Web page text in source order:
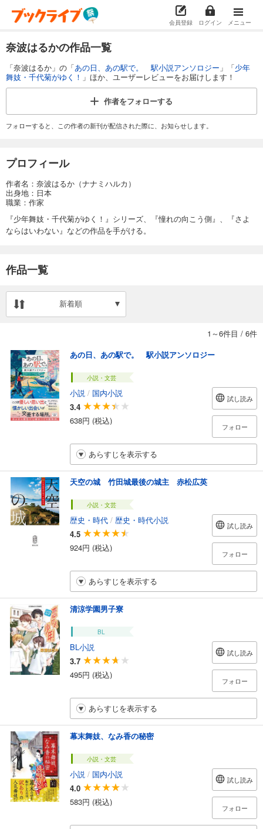
会員登録 ログイン メニュー
奈波はるかの作品一覧
「奈波はるか」の「あの日、あの駅で。 駅小説アンソロジー 」「少年
舞妓・千代菊がゆく！ 」ほか、ユーザーレビューをお届けします！
作者をフォローする
フォローすると、この作者の新刊が配信された際に、お知らせします。
プロフィール
作者名：奈波はるか（ナナミハルカ）
出身地：日本
職業：作家
『少年舞妓・千代菊がゆく！』シリーズ、『憧れの向こう側』、『さよ
ならはいわない』などの作品を手がける。
作品一覧
新着順
1～6件目 / 6件
あの日、あの駅で。 駅小説アンソロジー
小説・文芸
小説 / 国内小説
3.4
638円 (税込)
試し読み
フォロー
あらすじを表示する
天空の城 竹田城最後の城主 赤松広英
小説・文芸
歴史・時代 / 歴史・時代小説
4.5
924円 (税込)
試し読み
フォロー
あらすじを表示する
清涼学園男子寮
BL
BL小説
3.7
495円 (税込)
試し読み
フォロー
あらすじを表示する
幕末舞妓、なみ香の秘密
小説・文芸
小説 / 国内小説
4.0
583円 (税込)
試し読み
フォロー